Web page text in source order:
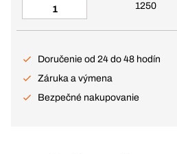
1250
Doručenie od 24 do 48 hodín
Záruka a výmena
Bezpečné nakupovanie